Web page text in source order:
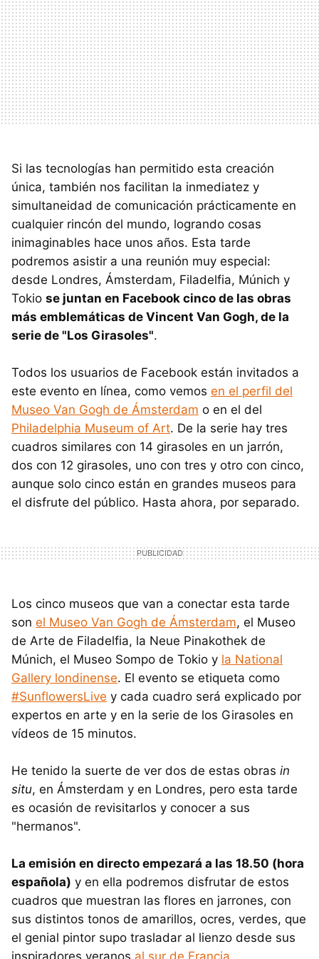
Si las tecnologías han permitido esta creación
única, también nos facilitan la inmediatez y
simultaneidad de comunicación prácticamente en
cualquier rincón del mundo, logrando cosas
inimaginables hace unos años. Esta tarde
podremos asistir a una reunión muy especial:
desde Londres, Ámsterdam, Filadelfia, Múnich y
Tokio se juntan en Facebook cinco de las obras
más emblemáticas de Vincent Van Gogh, de la
serie de "Los Girasoles".
Todos los usuarios de Facebook están invitados a
este evento en línea, como vemos en el perfil del
Museo Van Gogh de Ámsterdam o en el del
Philadelphia Museum of Art. De la serie hay tres
cuadros similares con 14 girasoles en un jarrón,
dos con 12 girasoles, uno con tres y otro con cinco,
aunque solo cinco están en grandes museos para
el disfrute del público. Hasta ahora, por separado.
Los cinco museos que van a conectar esta tarde
son el Museo Van Gogh de Ámsterdam, el Museo
de Arte de Filadelfia, la Neue Pinakothek de
Múnich, el Museo Sompo de Tokio y la National
Gallery londinense. El evento se etiqueta como
#SunflowersLive y cada cuadro será explicado por
expertos en arte y en la serie de los Girasoles en
vídeos de 15 minutos.
He tenido la suerte de ver dos de estas obras in
situ, en Ámsterdam y en Londres, pero esta tarde
es ocasión de revisitarlos y conocer a sus
"hermanos".
La emisión en directo empezará a las 18.50 (hora
española) y en ella podremos disfrutar de estos
cuadros que muestran las flores en jarrones, con
sus distintos tonos de amarillos, ocres, verdes, que
el genial pintor supo trasladar al lienzo desde sus